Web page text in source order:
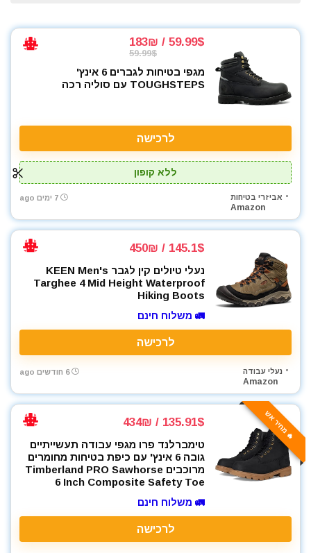
אקדח מרק (נקניקים) ידני
אקדח ניטים
אקדח סיכות ידני
אקדח סיליקון חשמלי
אקדחי חום
אקדחי סיליקון ונקניקים
ארגז כלים מזווד
ארגזי כלים
בגדי עבודה
בוקסות הינע 1/2"
בוקסות הינע 1/4"
בוקסות הינע 3/4"
בוקסות הינע 3/8"
גוזם גדר חיה
גנרטורים ותחנות כח
דיבלים וברגים
חומרי הדבקה ואיטום
חומרי ניקוי
חרמש
כלי אינסטלציה
כלי מדידה
59.99$ / 183₪
59.99$
מגפי בטיחות לגברים 6 אינץ'
TOUGHSTEPS עם סוליה רכה
לרכישה
ללא קופון
אביזרי בטיחות
Amazon
7 ימים ago
145.1$ / 450₪
נעלי טיולים קין לגבר KEEN Men's
Targhee 4 Mid Height Waterproof
Hiking Boots
🚛 משלוח חינם
לרכישה
נעלי עבודה
Amazon
6 חודשים ago
🔥 מחיר אש 135.91$ / 434₪
טימברלנד פרו מגפי עבודה תעשייתיים
גובה 6 אינץ' עם כיפת בטיחות מחומרים
מרוכבים Timberland PRO Sawhorse
6 Inch Composite Safety Toe
🚛 משלוח חינם
לרכישה